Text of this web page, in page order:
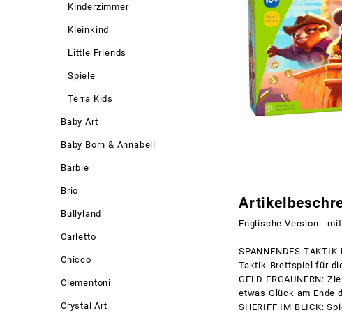
Kinderzimmer
Kleinkind
Little Friends
Spiele
Terra Kids
Baby Art
Baby Born & Annabell
Barbie
Brio
Bullyland
Carletto
Chicco
Clementoni
Crystal Art
Englische Version -
SPANNENDES
Taktik-Brettspiel für
GELD ERGAUNERN:
etwas Glück am Ende
SHERIFF IM BLICK: